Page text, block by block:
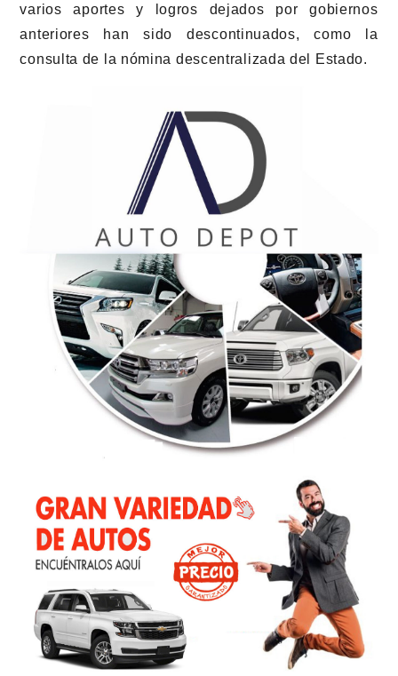
varios aportes y logros dejados por gobiernos
anteriores han sido descontinuados, como la
consulta de la nómina descentralizada del Estado.